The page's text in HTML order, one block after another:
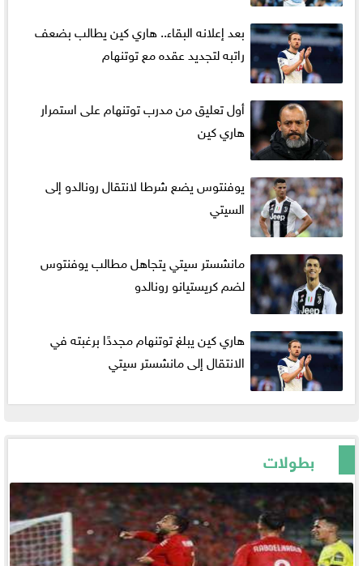
بعد إعلانه البقاء.. هاري كين يطالب بضعف
راتبه لتجديد عقده مع توتنهام
أول تعليق من مدرب توتنهام على استمرار
هاري كين
يوفنتوس يضع شرطا لانتقال رونالدو إلى
السيتي
مانشستر سيتي يتجاهل مطالب يوفنتوس
لضم كريستيانو رونالدو
هاري كين يبلغ توتنهام مجددًا برغبته في
الانتقال إلى مانشستر سيتي
بطولات